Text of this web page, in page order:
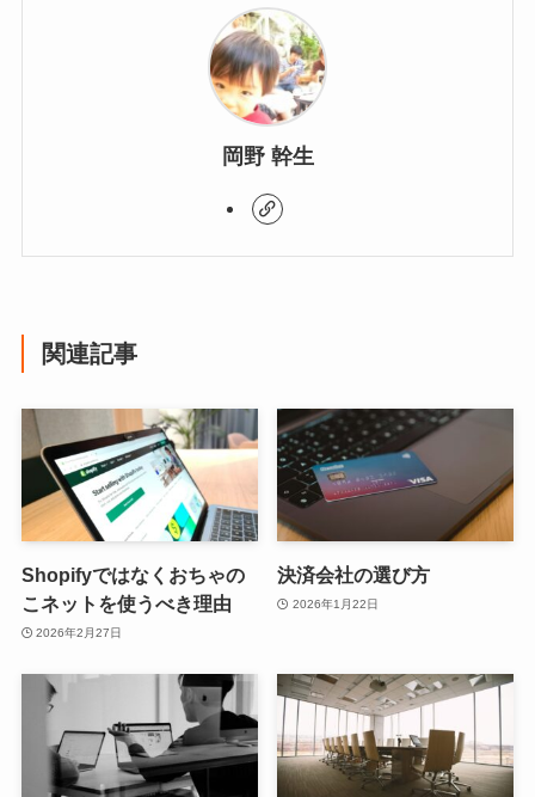
岡野 幹生
関連記事
Shopifyではなくおちゃの
こネットを使うべき理由
2026年2月27日
決済会社の選び方
2026年1月22日